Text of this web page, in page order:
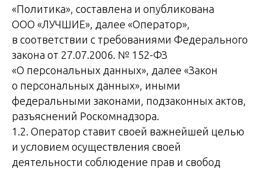
«Политика», составлена и опубликована
ООО «ЛУЧШИЕ», далее «Оператор»,
в соответствии с требованиями Федерального
закона от 27.07.2006. № 152-ФЗ
«О персональных данных», далее «Закон
о персональных данных», иными
федеральными законами, подзаконных актов,
разъяснений Роскомнадзора.
1.2. Оператор ставит своей важнейшей целью
и условием осуществления своей
деятельности соблюдение прав и свобод